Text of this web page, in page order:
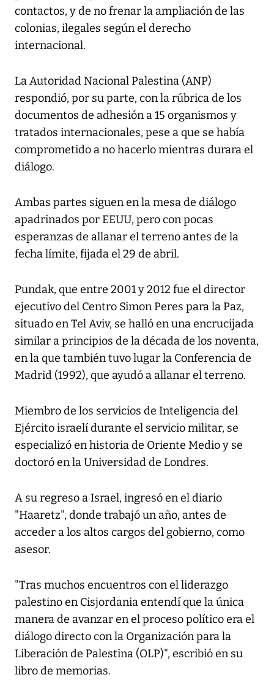
contactos, y de no frenar la ampliación de las
colonias, ilegales según el derecho
internacional.
La Autoridad Nacional Palestina (ANP)
respondió, por su parte, con la rúbrica de los
documentos de adhesión a 15 organismos y
tratados internacionales, pese a que se había
comprometido a no hacerlo mientras durara el
diálogo.
Ambas partes siguen en la mesa de diálogo
apadrinados por EEUU, pero con pocas
esperanzas de allanar el terreno antes de la
fecha límite, fijada el 29 de abril.
Pundak, que entre 2001 y 2012 fue el director
ejecutivo del Centro Simon Peres para la Paz,
situado en Tel Aviv, se halló en una encrucijada
similar a principios de la década de los noventa,
en la que también tuvo lugar la Conferencia de
Madrid (1992), que ayudó a allanar el terreno.
Miembro de los servicios de Inteligencia del
Ejército israelí durante el servicio militar, se
especializó en historia de Oriente Medio y se
doctoró en la Universidad de Londres.
A su regreso a Israel, ingresó en el diario
"Haaretz", donde trabajó un año, antes de
acceder a los altos cargos del gobierno, como
asesor.
"Tras muchos encuentros con el liderazgo
palestino en Cisjordania entendí que la única
manera de avanzar en el proceso político era el
diálogo directo con la Organización para la
Liberación de Palestina (OLP)", escribió en su
libro de memorias.